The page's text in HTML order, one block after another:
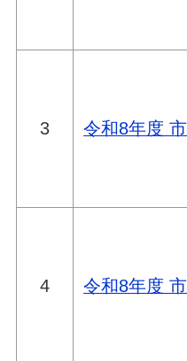
3 令和8年度
4 令和8年度